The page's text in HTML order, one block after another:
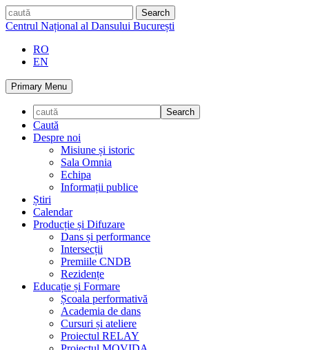
Skip
to
caută
Centrul Național al Dansului București
RO
EN
Primary Menu
Caută
Despre noi
Misiune și istoric
Sala Omnia
Echipa
Informații publice
Știri
Calendar
Producție și Difuzare
Dans și performance
Intersecții
Premiile CNDB
Rezidențe
Educație și Formare
Școala performativă
Academia de dans
Cursuri și ateliere
Proiectul RELAY